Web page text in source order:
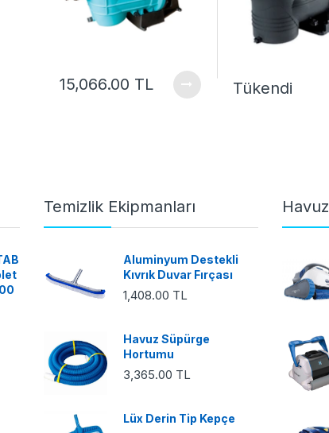
15,066.00 TL Tükendi
Temizlik Ekipmanları
Aluminyum Destekli
Kıvrık Duvar Fırçası
1,408.00 TL
Havuz Süpürge
Hortumu
3,365.00 TL
Lüx Derin Tip Kepçe